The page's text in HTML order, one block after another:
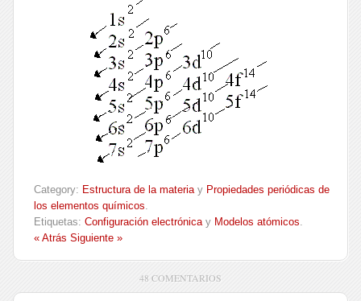
Category: Estructura de la materiay Propiedades periódicas de
los elementos químicos.
Etiquetas: Configuración electrónicay Modelos atómicos.
« Atrás Siguiente »
48 COMENTARIOS